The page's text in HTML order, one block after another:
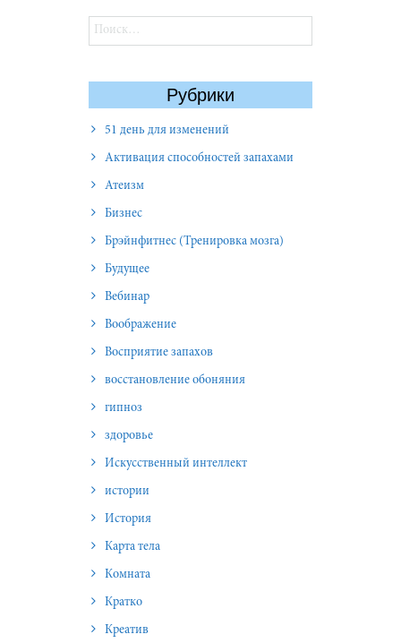
Найти:
Рубрики
51 день для изменений
Активация способностей запахами
Атеизм
Бизнес
Брэйнфитнес (Тренировка мозга)
Будущее
Вебинар
Воображение
Восприятие запахов
восстановление обоняния
гипноз
здоровье
Искусственный интеллект
истории
История
Карта тела
Комната
Кратко
Креатив